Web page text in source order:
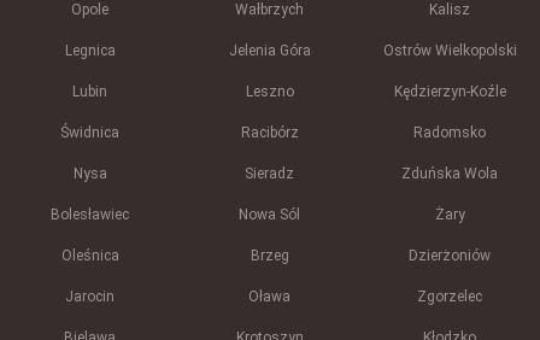
Opole Wałbrzych Kalisz
Legnica Jelenia Góra Ostrów Wielkopolski
Lubin Leszno Kędzierzyn-Koźle
Świdnica Racibórz Radomsko
Nysa Sieradz Zduńska Wola
Bolesławiec Nowa Sól Żary
Oleśnica Brzeg Dzierżoniów
Jarocin Oława Zgorzelec